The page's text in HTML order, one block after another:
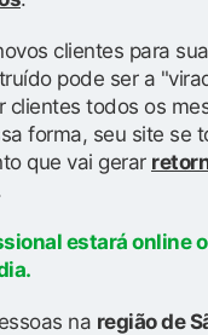
clientes para
pode ser a
clientes todos os
forma, seu site se
que vai gerar
estará online
na região de